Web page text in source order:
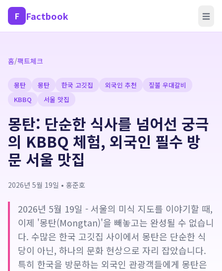
F Factbook ☰
홈/팩트체크
몽탄 몽탄 한국 고깃집 외국인 추천
짚불 우대갈비
KBBQ
서울 맛집
몽탄: 단순한 식사를 넘어선 궁극
의 KBBQ 체험, 외국인 필수 방
문 서울 맛집
2026년 5월 19일 • 홍준호
2026년 5월 19일 - 서울의 미식 지도를 이야기할 때,
이제 '몽탄(Mongtan)'을 빼놓고는 완성될 수 없습니
다. 수많은 한국 고깃집 사이에서 몽탄은 단순한 식
당이 아닌, 하나의 문화 현상으로 자리 잡았습니다.
특히 한국을 방문하는 외국인 관광객들에게 몽탄은